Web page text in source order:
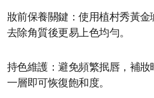
妝前保養關鍵：使用植村秀黃金
去除角質後更易上色均勻。
持色維護：避免頻繁抿唇，補
一層即可恢復飽和度。